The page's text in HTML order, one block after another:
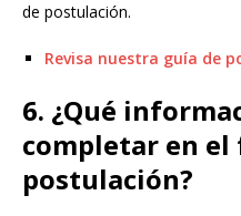
de postulación.
Revisa nuestra guía de
6. ¿Qué
completar en
postulación?